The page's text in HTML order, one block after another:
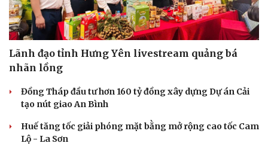
Lãnh đạo tỉnh Hưng Yên livestream quảng bá
nhãn lồng
Đồng Tháp đầu tư hơn 160 tỷ đồng xây dựng Dự án Cải
tạo nút giao An Bình
Huế tăng tốc giải phóng mặt bằng mở rộng cao tốc Cam
Lộ - La Sơn